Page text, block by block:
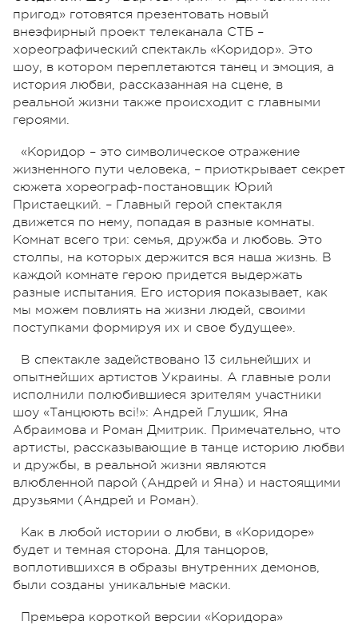
пригод» готовятся презентовать новый
внеэфирный проект телеканала СТБ –
хореографический спектакль «Коридор». Это
шоу, в котором переплетаются танец и эмоция, а
история любви, рассказанная на сцене, в
реальной жизни также происходит с главными
героями.
«Коридор – это символическое отражение
жизненного пути человека, – приоткрывает секрет
сюжета хореограф-постановщик Юрий
Пристаецкий. – Главный герой спектакля
движется по нему, попадая в разные комнаты.
Комнат всего три: семья, дружба и любовь. Это
столпы, на которых держится вся наша жизнь. В
каждой комнате герою придется выдержать
разные испытания. Его история показывает, как
мы можем повлиять на жизни людей, своими
поступками формируя их и свое будущее».
В спектакле задействовано 13 сильнейших и
опытнейших артистов Украины. А главные роли
исполнили полюбившиеся зрителям участники
шоу «Танцюють всі!»: Андрей Глушик, Яна
Абраимова и Роман Дмитрик. Примечательно, что
артисты, рассказывающие в танце историю любви
и дружбы, в реальной жизни являются
влюбленной парой (Андрей и Яна) и настоящими
друзьями (Андрей и Роман).
Как в любой истории о любви, в «Коридоре»
будет и темная сторона. Для танцоров,
воплотившихся в образы внутренних демонов,
были созданы уникальные маски.
Премьера короткой версии «Коридора»